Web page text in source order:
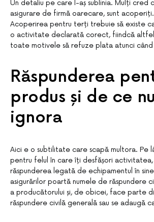
Un detaliu pe care l-aș sublinia. Mulți cred
asigurare de firmă oarecare, sunt
Acoperirea pentru terți trebuie să existe
o activitate declarată corect, fiindcă altfel
toate motivele să refuze plata atunci când
Răspunderea
produs și de ce
ignora
Aici e o subtilitate care scapă multora. Pe
pentru felul în care îți desfășori activitatea,
răspunderea legată de echipamentul în
asigurărilor poartă numele de răspundere
a producătorului și, de obicei, face parte
răspundere civilă generală sau se adaugă